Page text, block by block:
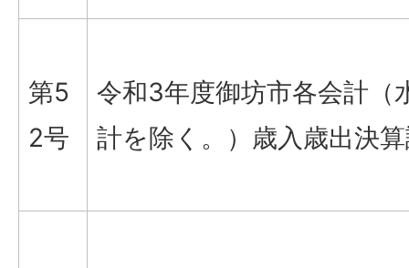
第5
2号
令和3年度御坊市各会計（
計を除く。）歳入歳出決